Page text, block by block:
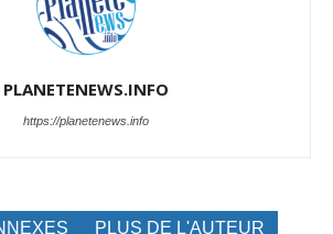
PLANETENEWS.INFO
https://planetenews.info
PLUS DE L'AUTEUR